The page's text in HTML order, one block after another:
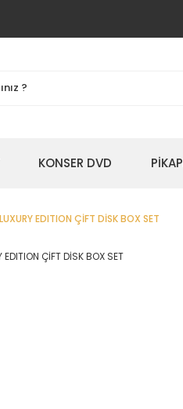
KONSER DVD
EDITION ÇİFT DİSK BOX SET